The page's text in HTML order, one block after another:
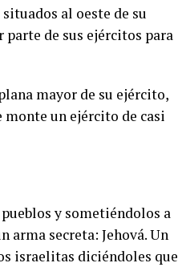
al oeste de su
de sus ejércitos para
mayor de su ejército,
monte un ejército de casi
y sometiéndolos a
arma secreta: Jehová. Un
israelitas diciéndoles que